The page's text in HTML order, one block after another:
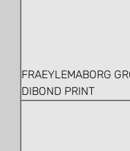
FRAEYLEMABORG
DIBOND PRINT